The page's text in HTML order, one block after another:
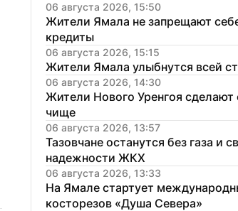
06 августа 2026, 15:50
Жители Ямала не запрещают
кредиты
06 августа 2026, 15:15
Жители Ямала улыбнутся всей
06 августа 2026, 14:30
Жители Нового Уренгоя сделают
чище
06 августа 2026, 13:57
Тазовчане останутся без газа и
надежности ЖКХ
06 августа 2026, 13:33
На Ямале стартует
косторезов «Душа Севера»